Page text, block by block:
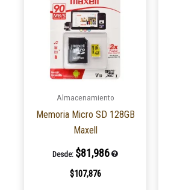
Almacenamiento
Memoria Micro SD 128GB
Maxell
Desde: $81,986
$107,876